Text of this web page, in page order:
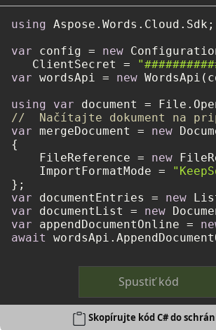
using Aspose.Words.Cloud.Sdk;
var config = new
   ClientSecret =
var wordsApi = new
using
var document =
//  Načítajte dokument na
var mergeDocument = new
{
    FileReference =
new
    ImportFormatMode =
var documentEntries = new
var documentList = new
var appendDocumentOnline =
await
Spustiť kód
Skopírujte kód C# do